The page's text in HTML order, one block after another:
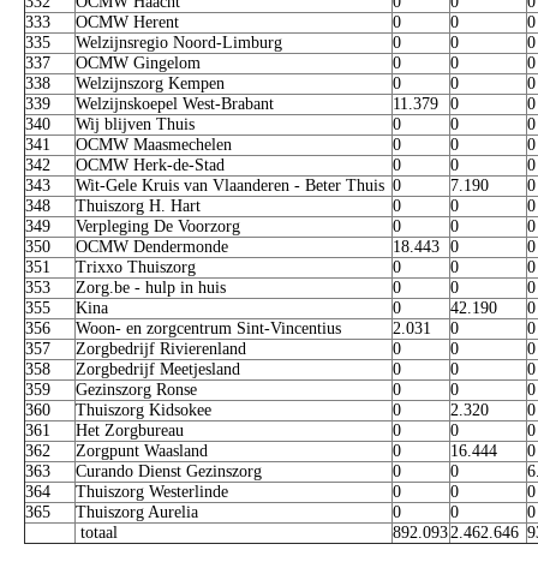
333
OCMW Herent 0 0
0
335
Welzijnsregio Noord-Limburg 0 0
0
337
OCMW Gingelom 0 0
0
338
Welzijnszorg Kempen 0 0
0
339
Welzijnskoepel West-Brabant 11.379 0
0
340
Wij blijven Thuis 0 0
0
341
OCMW Maasmechelen 0 0
0
342
OCMW Herk-de-Stad 0 0
0
343
Wit-Gele Kruis van Vlaanderen - Beter Thuis 0 7.190
0
348
Thuiszorg H. Hart 0 0
0
349
Verpleging De Voorzorg 0 0
0
350
OCMW Dendermonde 18.443 0
0
351
Trixxo Thuiszorg 0 0
0
353
Zorg.be - hulp in huis 0 0
0
355
Kina 0 42.190
0
356
Woon- en zorgcentrum Sint-Vincentius 2.031 0
0
357
Zorgbedrijf Rivierenland 0 0
0
358
Zorgbedrijf Meetjesland 0 0
0
359
Gezinszorg Ronse 0 0
0
360
Thuiszorg Kidsokee 0 2.320
0
361
Het Zorgbureau 0 0
0
362
Zorgpunt Waasland 0 16.444
0
363
Curando Dienst Gezinszorg 0 0
364
Thuiszorg Westerlinde 0 0
0
365
Thuiszorg Aurelia 0 0
0
totaal
892.093 2.462.646